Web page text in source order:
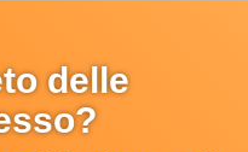
delle